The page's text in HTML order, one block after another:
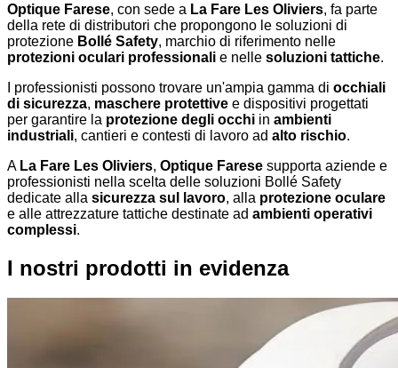
Optique Farese, con sede a La Fare Les Oliviers, fa parte
della rete di distributori che propongono le soluzioni di
protezione Bollé Safety, marchio di riferimento nelle
protezioni oculari professionali e nelle soluzioni tattiche.
I professionisti possono trovare un'ampia gamma di occhiali
di sicurezza, maschere protettive e dispositivi progettati
per garantire la protezione degli occhi in ambienti
industriali, cantieri e contesti di lavoro ad alto rischio.
A La Fare Les Oliviers, Optique Farese supporta aziende e
professionisti nella scelta delle soluzioni Bollé Safety
dedicate alla sicurezza sul lavoro, alla protezione oculare
e alle attrezzature tattiche destinate ad ambienti operativi
complessi.
I nostri prodotti in evidenza